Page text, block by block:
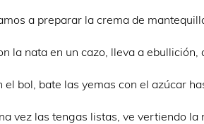
a preparar la crema de
la nata en un cazo, lleva a
el bol, bate las yemas con el azúcar
vez las tengas listas, ve vertiendo